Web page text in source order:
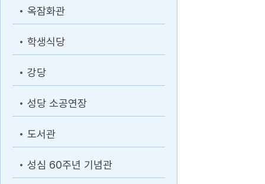
옥잠화관
학생식당
강당
성당 소공연장
도서관
성심 60주년 기념관